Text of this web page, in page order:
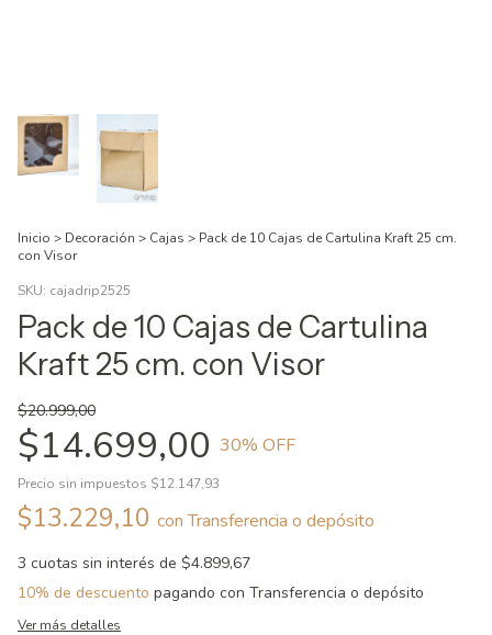
Inicio > Decoración > Cajas > Pack de 10 Cajas de Cartulina Kraft 25 cm.
con Visor
SKU: cajadrip2525
Pack de 10 Cajas de Cartulina
Kraft 25 cm. con Visor
$20.999,00
$14.699,00 30% OFF
Precio sin impuestos $12.147,93
$13.229,10 con Transferencia o depósito
3 cuotas sin interés de $4.899,67
10% de descuento pagando con Transferencia o depósito
Ver más detalles